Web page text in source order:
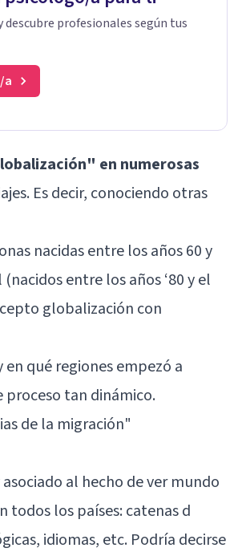
descubre profesionales según tus
a
en numerosas
Es decir, conociendo otras
nacidas entre los años 60 y
entre los años ‘80 y el
globalización con
qué regiones empezó a
proceso tan dinámico.
de la migración"
al hecho de ver mundo
todos los países: catenas d
idiomas, etc. Podría decirse